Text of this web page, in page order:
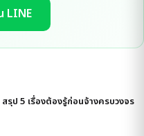
LINE
รุป 5 เรื่องต้องรู้ก่อนจ้างครบวงจร